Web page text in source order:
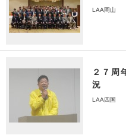
LAA岡山
２７周
況
LAA四国